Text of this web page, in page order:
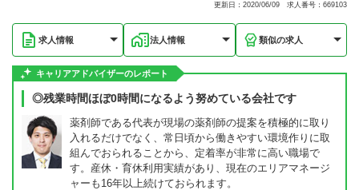
更新日：2020/06/09 求人番号：669103
求人情報 法人情報 類似の求人
キャリアアドバイザーのレポート
◎残業時間ほぼ0時間になるよう努めている会社です
薬剤師である代表が現場の薬剤師の提案を積極的に取り
入れるだけでなく、常日頃から働きやすい環境作りに取
組んでおられることから、定着率が非常に高い職場で
す。産休・育休利用実績があり、現在のエリアマネージ
ャーも16年以上続けておられます。